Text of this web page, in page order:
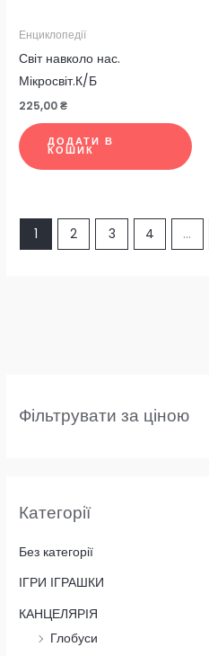
Фільтрувати за ціною
Категорії
Без категорії
ІГРИ ІГРАШКИ
КАНЦЕЛЯРІЯ
Глобуси
Енциклопедії
Світ навколо нас.
Мікросвіт.К/Б
225,00₴
ДОДАТИ В
КОШИК
1 2 3 4 …